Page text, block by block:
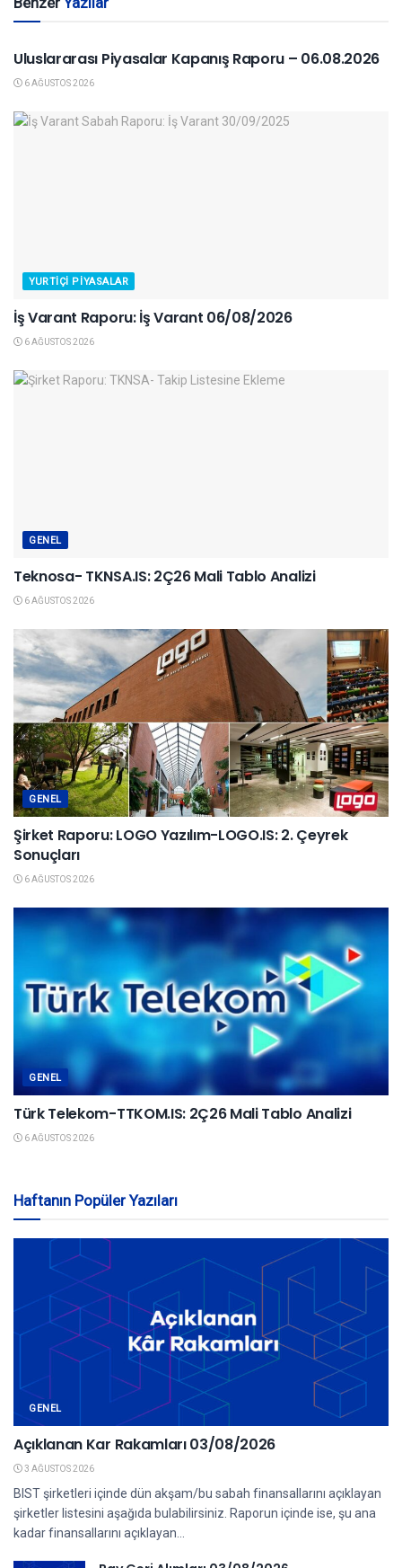
YURTDIŞI PIYASALAR
Uluslararası Piyasalar Kapanış Raporu – 06.08.2026
6 AĞUSTOS 2026
YURTIÇI PIYASALAR
İş Varant Raporu: İş Varant 06/08/2026
6 AĞUSTOS 2026
GENEL
Teknosa- TKNSA.IS: 2Ç26 Mali Tablo Analizi
6 AĞUSTOS 2026
GENEL
Şirket Raporu: LOGO Yazılım-LOGO.IS: 2. Çeyrek
Sonuçları
6 AĞUSTOS 2026
GENEL
Türk Telekom-TTKOM.IS: 2Ç26 Mali Tablo Analizi
6 AĞUSTOS 2026
Haftanın Popüler Yazıları
GENEL
Açıklanan Kar Rakamları 03/08/2026
3 AĞUSTOS 2026
BIST şirketleri içinde dün akşam/bu sabah finansallarını açıklayan
şirketler listesini aşağıda bulabilirsiniz. Raporun içinde ise, şu ana
kadar finansallarını açıklayan...